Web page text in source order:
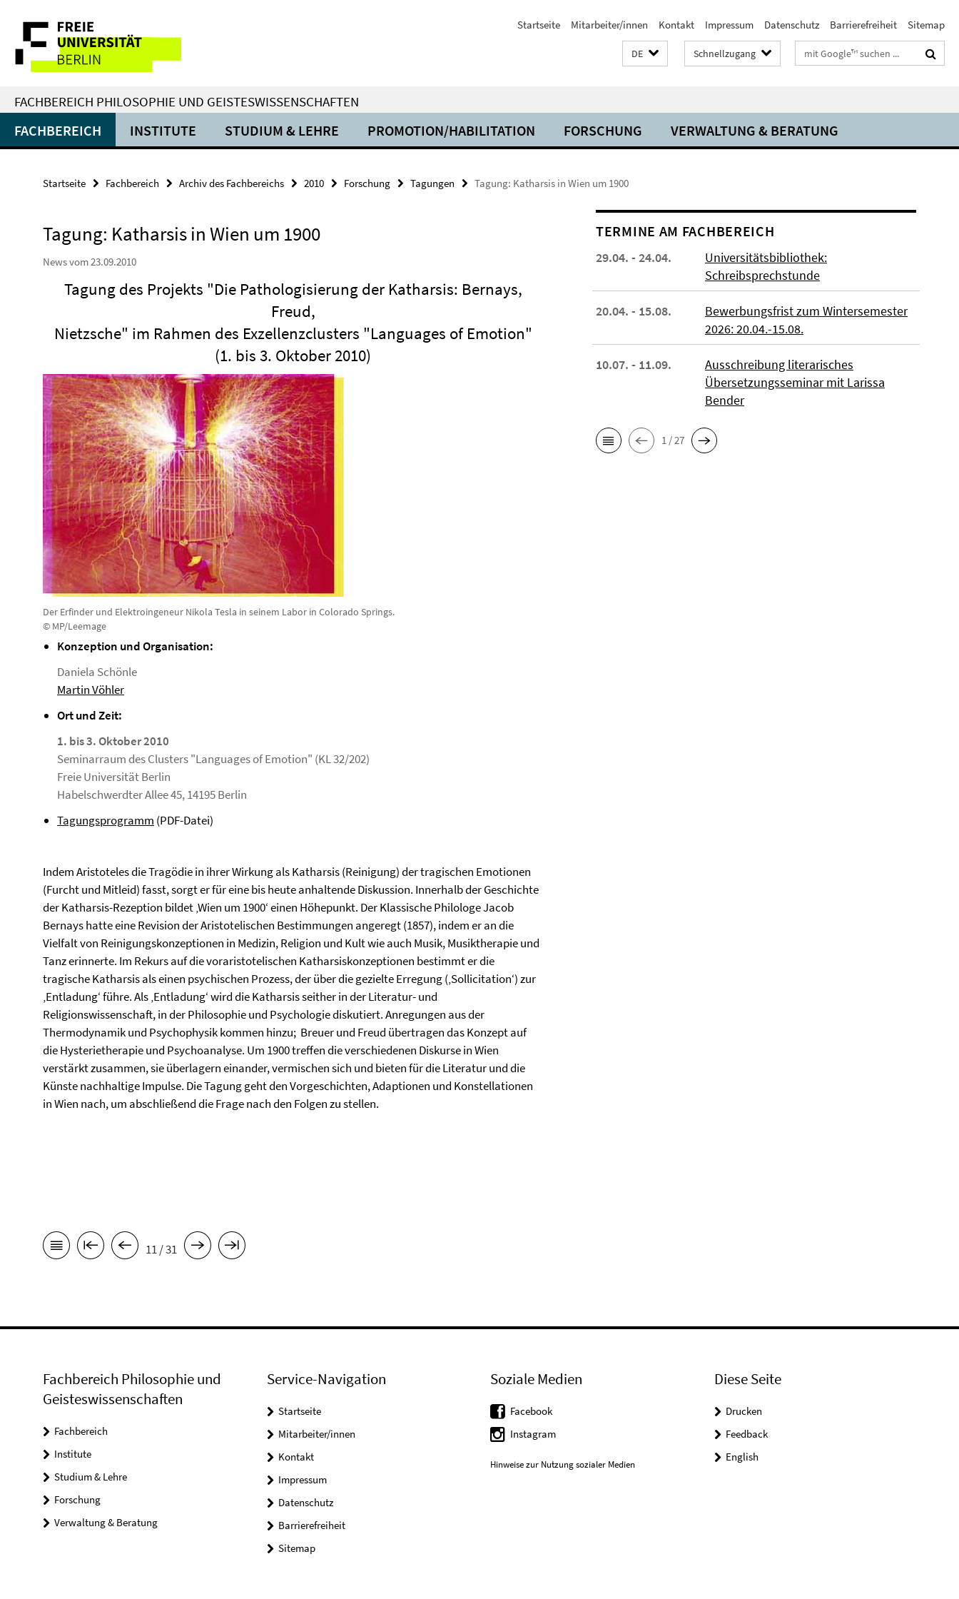
direkt
Inhalt
Service-
Navigation
Startseite Mitarbeiter/innen Kontakt Impressum Datenschutz Barrierefreiheit Sitemap
DE Schnellzugang Suchbegriffe
FACHBEREICH PHILOSOPHIE UND GEISTESWISSENSCHAFTEN
FACHBEREICH INSTITUTE STUDIUM & LEHRE PROMOTION/HABILITATION FORSCHUNG VERWALTUNG & BERATUNG
Startseite Fachbereich Archiv des Fachbereichs 2010 Forschung Tagungen Tagung: Katharsis in Wien um 1900
Tagung: Katharsis in Wien um 1900
News vom 23.09.2010
Tagung des Projekts "Die Pathologisierung der Katharsis: Bernays,
Freud,
Nietzsche" im Rahmen des Exzellenzclusters "Languages of Emotion"
(1. bis 3. Oktober 2010)
Der Erfinder und Elektroingeneur Nikola Tesla in seinem Labor in Colorado Springs.
© MP/Leemage
Konzeption und Organisation:
Daniela Schönle
Martin Vöhler
Ort und Zeit:
1. bis 3. Oktober 2010
Seminarraum des Clusters "Languages of Emotion" (KL 32/202)
Freie Universität Berlin
Habelschwerdter Allee 45, 14195 Berlin
Tagungsprogramm (PDF-Datei)
Indem Aristoteles die Tragödie in ihrer Wirkung als Katharsis (Reinigung) der tragischen Emotionen
(Furcht und Mitleid) fasst, sorgt er für eine bis heute anhaltende Diskussion. Innerhalb der Geschichte
der Katharsis-Rezeption bildet ‚Wien um 1900‘ einen Höhepunkt. Der Klassische Philologe Jacob
Bernays hatte eine Revision der Aristotelischen Bestimmungen angeregt (1857), indem er an die
Vielfalt von Reinigungskonzeptionen in Medizin, Religion und Kult wie auch Musik, Musiktherapie und
Tanz erinnerte. Im Rekurs auf die voraristotelischen Katharsiskonzeptionen bestimmt er die
tragische Katharsis als einen psychischen Prozess, der über die gezielte Erregung (‚Sollicitation‘) zur
‚Entladung‘ führe. Als ‚Entladung‘ wird die Katharsis seither in der Literatur- und
Religionswissenschaft, in der Philosophie und Psychologie diskutiert. Anregungen aus der
Thermodynamik und Psychophysik kommen hinzu; Breuer und Freud übertragen das Konzept auf
die Hysterietherapie und Psychoanalyse. Um 1900 treffen die verschiedenen Diskurse in Wien
verstärkt zusammen, sie überlagern einander, vermischen sich und bieten für die Literatur und die
Künste nachhaltige Impulse. Die Tagung geht den Vorgeschichten, Adaptionen und Konstellationen
in Wien nach, um abschließend die Frage nach den Folgen zu stellen.
11 / 31
TERMINE AM FACHBEREICH
29.04. - 24.04.
Universitätsbibliothek:
Schreibsprechstunde
20.04. - 15.08.
Bewerbungsfrist zum Wintersemester
2026: 20.04.-15.08.
10.07. - 11.09.
Ausschreibung literarisches
Übersetzungsseminar mit Larissa
Bender
1 / 27
Fachbereich Philosophie und
Geisteswissenschaften
Fachbereich
Institute
Studium & Lehre
Forschung
Verwaltung & Beratung
Service-Navigation
Startseite
Mitarbeiter/innen
Kontakt
Impressum
Datenschutz
Barrierefreiheit
Sitemap
Soziale Medien
Facebook
Instagram
Hinweise zur Nutzung sozialer Medien
Diese Seite
Drucken
Feedback
English